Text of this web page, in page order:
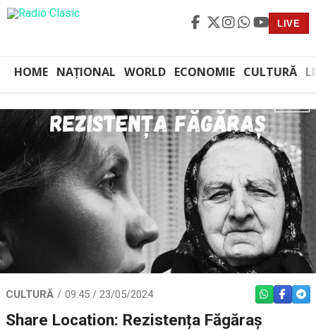
LIVE
HOME NAȚIONAL WORLD ECONOMIE CULTURĂ
CULTURĂ 09:45 / 23/05/2024 WHATSAPP
Share Location: Rezistența Făgăraș